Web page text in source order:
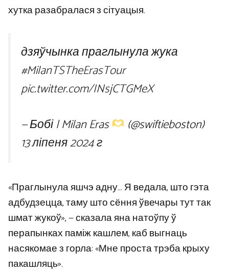
хутка разабралася з сітуацыя.
дзяўчынка праглынула жука
#MilanTSTheErasTour
pic.twitter.com/INsjCTGMeX
— Бобі | Milan Eras
(@swiftieboston)
13 ліпеня 2024 г
«Праглынула яшчэ адну… Я ведала, што гэта
адбудзецца, таму што сёння ўвечары тут так
шмат жукоў», — сказала яна натоўпу ў
перапынках паміж кашлем, каб выгнаць
насякомае з горла: «Мне проста трэба крыху
пакашляць».